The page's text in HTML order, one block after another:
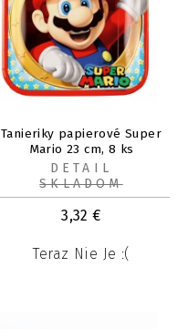
Tanieriky papierové Super
Mario 23 cm, 8 ks
3,32 €
Teraz Nie Je :(
DETAIL
SKLADOM